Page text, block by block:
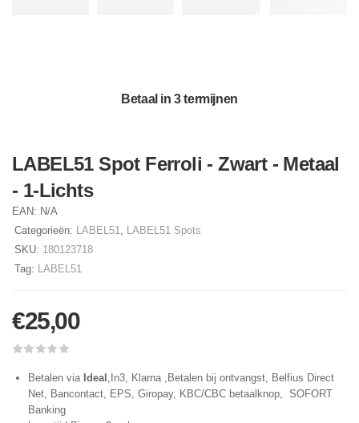
Betaal in 3 termijnen
LABEL51 Spot Ferroli - Zwart - Metaal
- 1-Lichts
EAN: N/A
Categorieën: LABEL51, LABEL51 Spots
SKU: 180123718
Tag: LABEL51
€25,00
Betalen via Ideal ,In3, Klarna ,Betalen bij ontvangst, Belfius Direct
Net, Bancontact, EPS, Giropay, KBC/CBC betaalknop, SOFORT
Banking